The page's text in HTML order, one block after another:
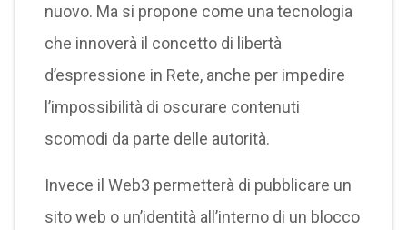
nuovo. Ma si propone come una tecnologia
che innoverà il concetto di libertà
d’espressione in Rete, anche per impedire
l’impossibilità di oscurare contenuti
scomodi da parte delle autorità.
Invece il Web3 permetterà di pubblicare un
sito web o un’identità all’interno di un blocco